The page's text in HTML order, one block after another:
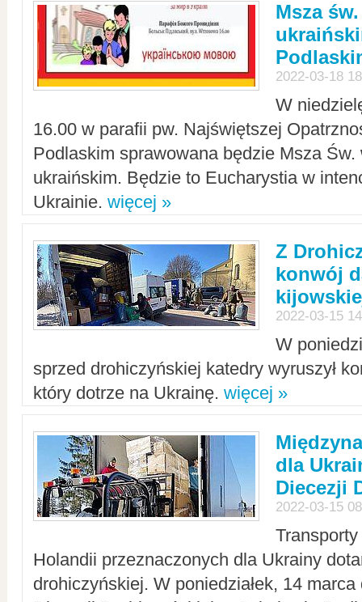
Msza
2022-03-18
W
16.00 w parafii pw. Najświętszej
Podlaskim sprawowana będzie Msza Św.
ukraińskim. Będzie to Eucharystia w
Ukrainie. więcej »
Z
konwój
2022-03-15
W
sprzed drohiczyńskiej katedry wyruszył
który dotrze na Ukrainę. więcej »
dla
Diecezji
2022-03-15
Holandii przeznaczonych dla Ukrainy
drohiczyńskiej. W poniedziałek, 14